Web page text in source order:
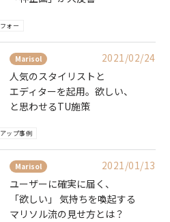
ォー
Marisol
2021/02/24
人気のスタイリストと
エディターを起用。欲しい、
と思わせるTU施策
ップ事例
Marisol
2021/01/13
ユーザーに確実に届く、
「欲しい」 気持ちを喚起する
マリソル流の見せ方とは？